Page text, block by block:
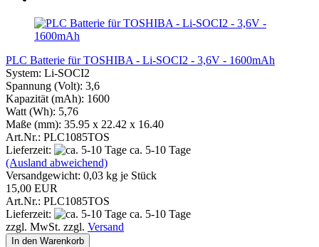
PLC Batterie für TOSHIBA - Li-SOCI2 - 3,6V - 1600mAh
System: Li-SOCI2
Spannung (Volt): 3,6
Kapazität (mAh): 1600
Watt (Wh): 5,76
Maße (mm): 35.95 x 22.42 x 16.40
Art.Nr.: PLC1085TOS
Lieferzeit:
ca. 5-10 Tage
(Ausland abweichend)
Versandgewicht: 0,03 kg je Stück
15,00 EUR
Art.Nr.: PLC1085TOS
Lieferzeit:
ca. 5-10 Tage
zzgl. MwSt. zzgl. Versand
In den Warenkorb